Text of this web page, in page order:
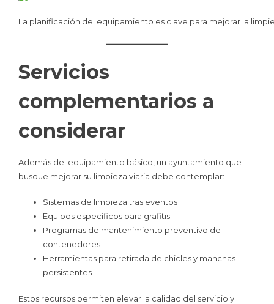
La planificación del equipamiento es clave para mejorar la
Servicios
complementarios a
considerar
Además del equipamiento básico, un ayuntamiento que
busque mejorar su limpieza viaria debe contemplar:
Sistemas de limpieza tras eventos
Equipos específicos para grafitis
Programas de mantenimiento preventivo de
contenedores
Herramientas para retirada de chicles y manchas
persistentes
Estos recursos permiten elevar la calidad del servicio y